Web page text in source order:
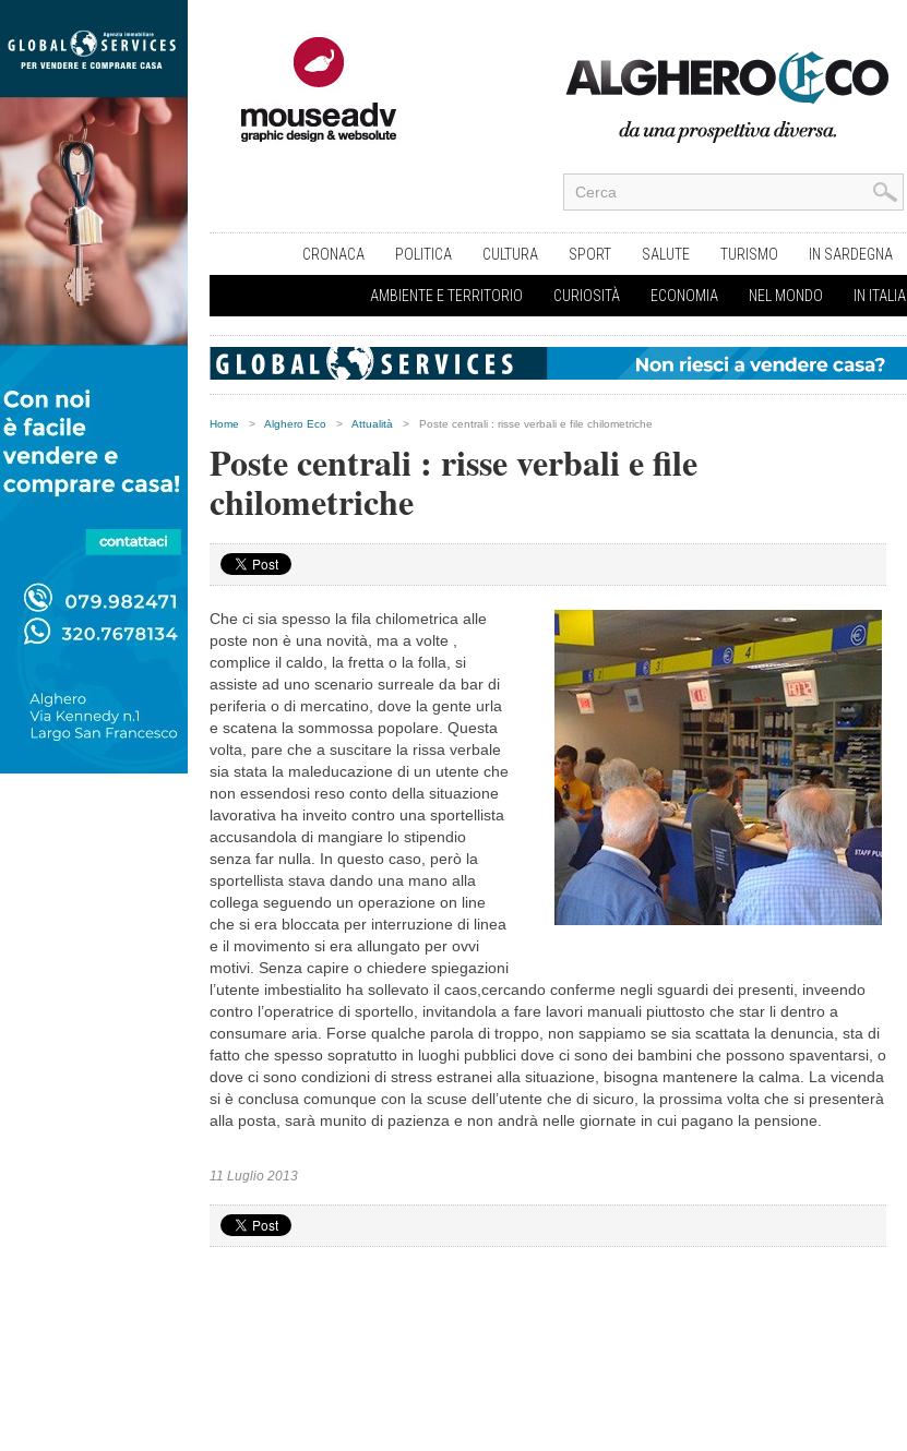
CRONACA POLITICA CULTURA SPORT SALUTE TURISMO IN SARDEGNA
AMBIENTE E TERRITORIO CURIOSITÀ ECONOMIA NEL MONDO IN ITALIA
Home > Alghero Eco > Attualità > Poste centrali : risse verbali e file chilometriche
Poste centrali : risse verbali e file
chilometriche
Che ci sia spesso la fila chilometrica alle
poste non è una novità, ma a volte ,
complice il caldo, la fretta o la folla, si
assiste ad uno scenario surreale da bar di
periferia o di mercatino, dove la gente urla
e scatena la sommossa popolare. Questa
volta, pare che a suscitare la rissa verbale
sia stata la maleducazione di un utente che
non essendosi reso conto della situazione
lavorativa ha inveito contro una sportellista
accusandola di mangiare lo stipendio
senza far nulla. In questo caso, però la
sportellista stava dando una mano alla
collega seguendo un operazione on line
che si era bloccata per interruzione di linea
e il movimento si era allungato per ovvi
motivi. Senza capire o chiedere spiegazioni
l’utente imbestialito ha sollevato il caos,cercando conferme negli sguardi dei presenti, inveendo
contro l’operatrice di sportello, invitandola a fare lavori manuali piuttosto che star li dentro a
consumare aria. Forse qualche parola di troppo, non sappiamo se sia scattata la denuncia, sta di
fatto che spesso sopratutto in luoghi pubblici dove ci sono dei bambini che possono spaventarsi, o
dove ci sono condizioni di stress estranei alla situazione, bisogna mantenere la calma. La vicenda
si è conclusa comunque con la scuse dell’utente che di sicuro, la prossima volta che si presenterà
alla posta, sarà munito di pazienza e non andrà nelle giornate in cui pagano la pensione.
11 Luglio 2013